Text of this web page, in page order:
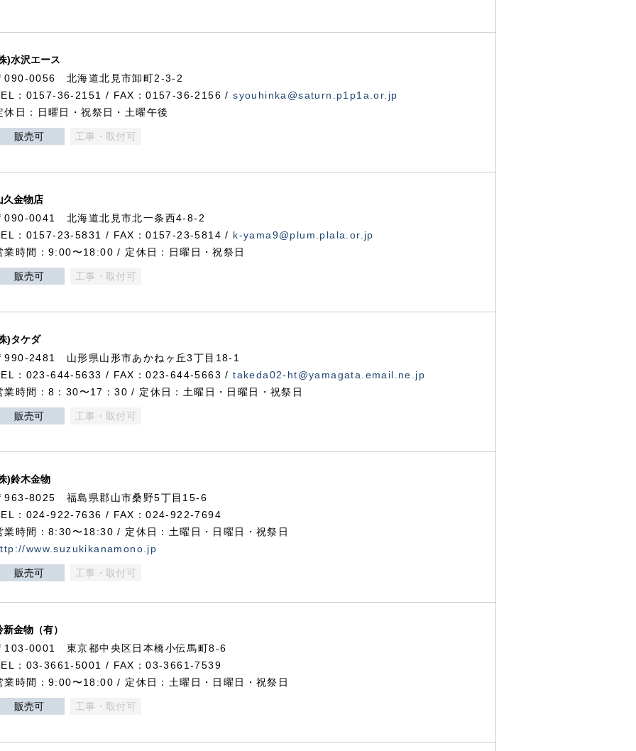
)水沢エース
090-0056 北海道北見市卸町2-3-2
：0157-36-2151 / FAX：0157-36-2156 /syouhinka@saturn.p1p1a.or.jp
休日：日曜日・祝祭日・土曜午後
販売可 工事・取付可
久金物店
090-0041 北海道北見市北一条西4-8-2
：0157-23-5831 / FAX：0157-23-5814 / k-yama9@plum.plala.or.jp
業時間：9:00〜18:00 / 定休日：日曜日・祝祭日
販売可 工事・取付可
)タケダ
990-2481 山形県山形市あかねヶ丘3丁目18-1
：023-644-5633 / FAX：023-644-5663 /takeda02-ht@yamagata.email.ne.jp
業時間：8：30〜17：30 / 定休日：土曜日・日曜日・祝祭日
販売可 工事・取付可
)鈴木金物
963-8025 福島県郡山市桑野5丁目15-6
：024-922-7636 / FAX：024-922-7694
業時間：8:30〜18:30 / 定休日：土曜日・日曜日・祝祭日
www.suzukikanamono.jp
販売可 工事・取付可
新金物（有）
103-0001 東京都中央区日本橋小伝馬町8-6
：03-3661-5001 / FAX：03-3661-7539
業時間：9:00〜18:00 / 定休日：土曜日・日曜日・祝祭日
販売可 工事・取付可